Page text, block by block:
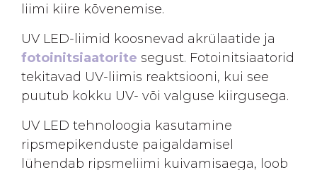
liimi kiire kõvenemise.
UV LED-liimid koosnevad akrülaatide ja
fotoinitsiaatorite segust. Fotoinitsiaatorid
tekitavad UV-liimis reaktsiooni, kui see
puutub kokku UV- või valguse kiirgusega.
UV LED tehnoloogia kasutamine
ripsmepikenduste paigaldamisel
lühendab ripsmeliimi kuivamisaega, loob